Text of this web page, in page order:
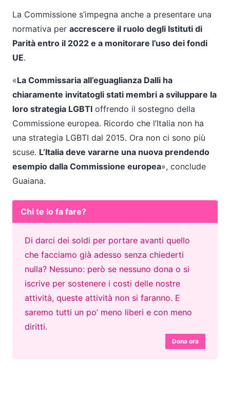
La Commissione s’impegna anche a presentare una
normativa per accrescere il ruolo degli Istituti di
Parità entro il 2022 e a monitorare l’uso dei fondi
UE.
La Commissaria all’eguaglianza Dalli ha
chiaramente invitatogli stati membri a sviluppare la
loro strategia LGBTI offrendo il sostegno della
Commissione europea. Ricordo che l’Italia non ha
una strategia LGBTI dal 2015. Ora non ci sono più
scuse. L’Italia deve vararne una nuova prendendo
esempio dalla Commissione europea , conclude
Guaiana.
Chi te lo fa fare?
Di darci dei soldi per portare avanti quello
che facciamo già adesso senza chiederti
nulla? Nessuno: però se nessuno dona o si
iscrive per sostenere i costi delle nostre
attività, queste attività non si faranno. E
saremo tutti un po’ meno liberi e con meno
diritti.
Dona ora